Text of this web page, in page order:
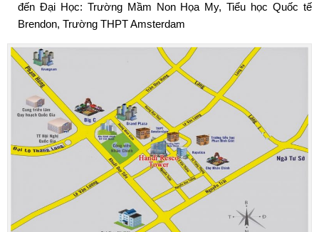
đến Đại Học: Trường Mầm Non Họa My, Tiểu học Quốc tế
Brendon, Trường THPT Amsterdam